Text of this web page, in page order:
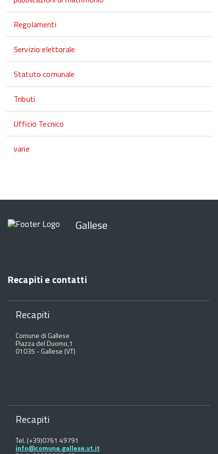
Regolamenti
Servizio elettorale
Statuto comunale
Tributi
Ufficio Tecnico
varie
Gallese
Recapiti e contatti
Recapiti
Comune di Gallese
Piazza del Duomo,1
01035 - Gallese (VT)
Recapiti
Tel. (+39)0761 49791
info@comune.gallese.vt.it